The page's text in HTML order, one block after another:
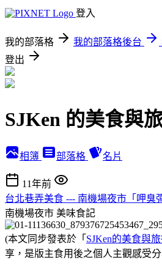
登入
我的部落格 我的部落格後台
登出
SJKen 的美食與
相簿 部落格 名片
11年前
台北巷弄美食 --- 南機場夜市「呷臭
南機場夜市 美味食記
(本文同步發表於「 SJKen的美食與
享，是版主食用後之個人主觀感受